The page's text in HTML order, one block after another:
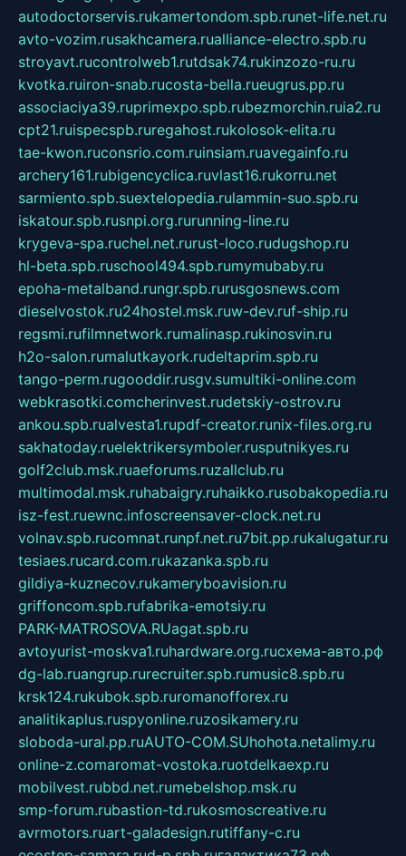
autodoctorservis.rukamertondom.spb.runet-life.net.ru
avto-vozim.rusakhcamera.rualliance-electro.spb.ru
stroyavt.rucontrolweb1.rutdsak74.rukinzozo-ru.ru
kvotka.ruiron-snab.rucosta-bella.rueugrus.pp.ru
associaciya39.ruprimexpo.spb.rubezmorchin.ruia2.ru
cpt21.ruispecspb.ruregahost.rukolosok-elita.ru
tae-kwon.ruconsrio.com.ruinsiam.ruavegainfo.ru
archery161.rubigencyclica.ruvlast16.rukorru.net
sarmiento.spb.suextelopedia.rulammin-suo.spb.ru
iskatour.spb.rusnpi.org.rurunning-line.ru
krygeva-spa.ruchel.net.rurust-loco.rudugshop.ru
hl-beta.spb.ruschool494.spb.rumymubaby.ru
epoha-metalband.rungr.spb.rurusgosnews.com
dieselvostok.ru24hostel.msk.ruw-dev.ruf-ship.ru
regsmi.rufilmnetwork.rumalinasp.rukinosvin.ru
h2o-salon.rumalutkayork.rudeltaprim.spb.ru
tango-perm.rugooddir.rusgv.sumultiki-online.com
webkrasotki.comcherinvest.rudetskiy-ostrov.ru
ankou.spb.rualvesta1.rupdf-creator.runix-files.org.ru
sakhatoday.ruelektrikersymboler.rusputnikyes.ru
golf2club.msk.ruaeforums.ruzallclub.ru
multimodal.msk.ruhabaigry.ruhaikko.rusobakopedia.ru
isz-fest.ruewnc.infoscreensaver-clock.net.ru
volnav.spb.rucomnat.runpf.net.ru7bit.pp.rukalugatur.ru
tesiaes.rucard.com.rukazanka.spb.ru
gildiya-kuznecov.rukameryboavision.ru
griffoncom.spb.rufabrika-emotsiy.ru
PARK-MATROSOVA.RUagat.spb.ru
avtoyurist-moskva1.ruhardware.org.ruсхема-авто.рф
dg-lab.ruangrup.rurecruiter.spb.rumusic8.spb.ru
krsk124.rukubok.spb.ruromanofforex.ru
analitikaplus.ruspyonline.ruzosikamery.ru
sloboda-ural.pp.ruAUTO-COM.SUhohota.netalimy.ru
online-z.comaromat-vostoka.ruotdelkaexp.ru
mobilvest.rubbd.net.rumebelshop.msk.ru
smp-forum.rubastion-td.rukosmoscreative.ru
avrmotors.ruart-galadesign.rutiffany-c.ru